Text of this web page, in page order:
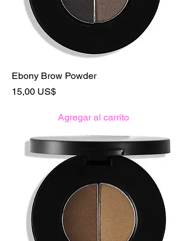
Ebony Brow Powder
Precio
15,00 US$
Agregar al carrito